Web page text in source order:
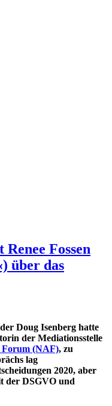
Fossen
über das
Doug Isenberg hatte
der Mediationsstelle
Forum (NAF), zu
lag
2020, aber
der DSGVO und